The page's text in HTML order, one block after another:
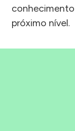
próximo nível.